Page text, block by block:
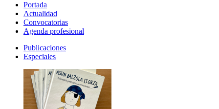
Portada
Actualidad
Convocatorias
Agenda profesional
Publicaciones
Especiales